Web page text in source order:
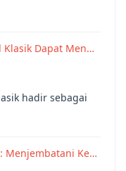
Dapat Men…
hadir sebagai
Menjembatani Ke…